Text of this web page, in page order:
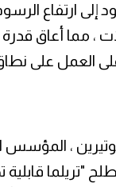
إلى ارتفاع
، مما أعاق قدرة
العمل على
،
"تريلما قابلية